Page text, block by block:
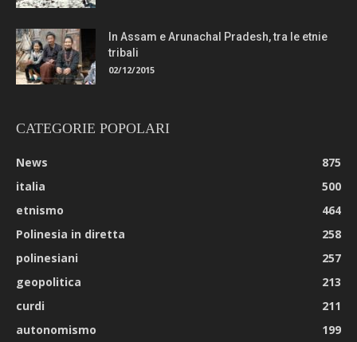
In Assam e Arunachal Pradesh, tra le etnie
tribali
02/12/2015
CATEGORIE POPOLARI
News
875
italia
500
etnismo
464
Polinesia in diretta
258
polinesiani
257
geopolitica
213
curdi
211
autonomismo
199